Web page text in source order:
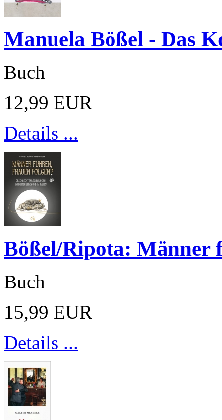
Manuela Bößel - Das
Buch
12,99 EUR
Details ...
Bößel/Ripota: Männer
Buch
15,99 EUR
Details ...